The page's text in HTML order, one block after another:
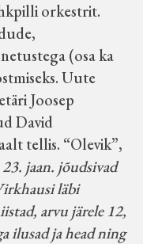
orkestrit.
(osa ka
Uute
Joosep
David
tellis. “Olevik”,
23. jaan. jõudsivad
läbi
arvu järele 12,
ilusad ja head ning